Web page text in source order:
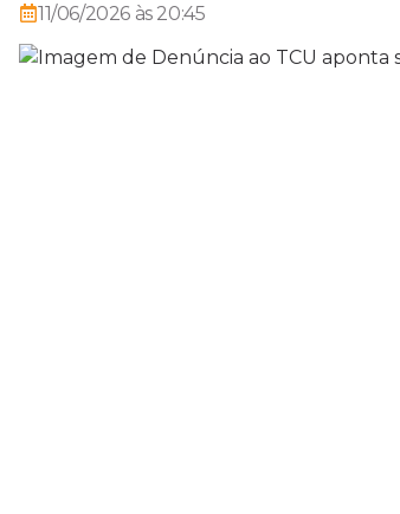
11/06/2026 às 20:45